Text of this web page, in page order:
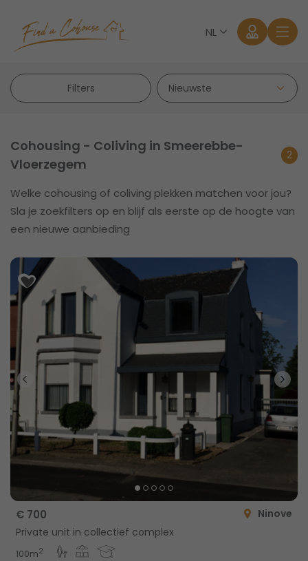
NL
Wachtwoord vergeten?
Filters
Cohousing - Coliving in Smeerebbe-
Vloerzegem
2
Welke cohousing of coliving plekken matchen voor jou?
Sla je zoekfilters op en blijf als eerste op de hoogte van
een nieuwe aanbieding
€ 700
Ninove
Private unit in collectief complex
100m2